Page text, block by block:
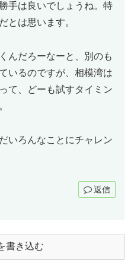
手は良いでしょうね。特
とは思います。
んだろーなーと、別のも
いるのですが、相模湾は
て、どーも試すタイミン
いろんなことにチャレン
返信
書き込む